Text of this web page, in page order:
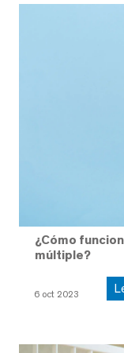
¿Cómo
múltiple?
6 oct 2023